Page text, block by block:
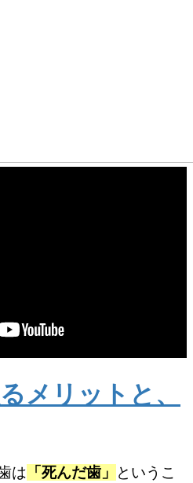
メリットと、
は 「死んだ歯」
というこ